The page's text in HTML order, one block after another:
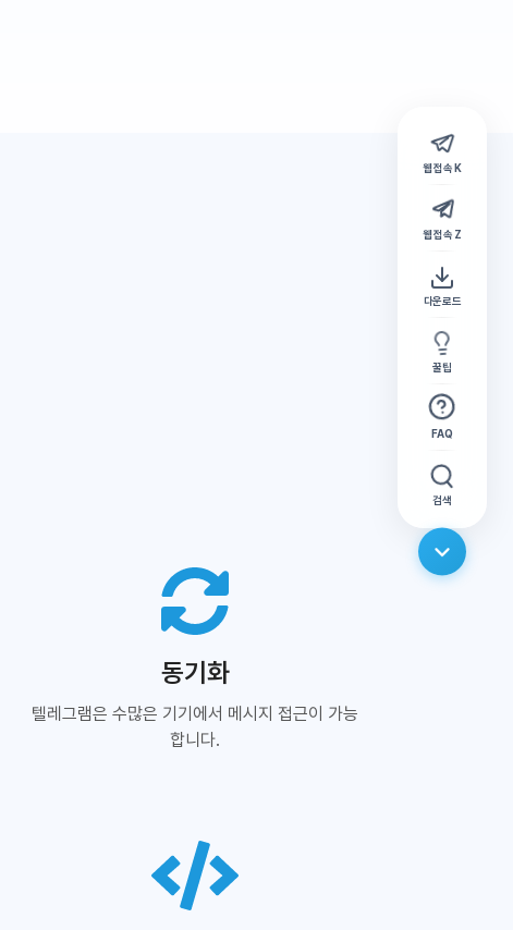
웹 접속 K
웹 접속 Z
다운로드
꿀팁
FAQ
검색
동기화
텔레그램은 수많은 기기에서 메시지 접근이 가능
합니다.